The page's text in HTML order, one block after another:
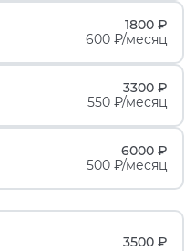
1800 ₽
600 ₽/месяц
3300 ₽
550 ₽/месяц
6000 ₽
500 ₽/месяц
3500 ₽